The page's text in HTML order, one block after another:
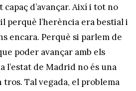
d’avançar. Així i tot no
perquè l’herència era bestial i
encara. Perquè si parlem de
poder avançar amb els
l’estat de Madrid no és una
tros. Tal vegada, el problema